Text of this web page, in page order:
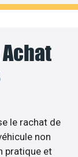
le rachat de
non
pratique et